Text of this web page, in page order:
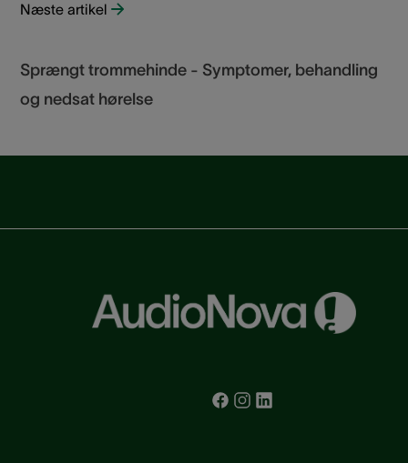
Næste artikel
Sprængt trommehinde - Symptomer, behandling
og nedsat hørelse